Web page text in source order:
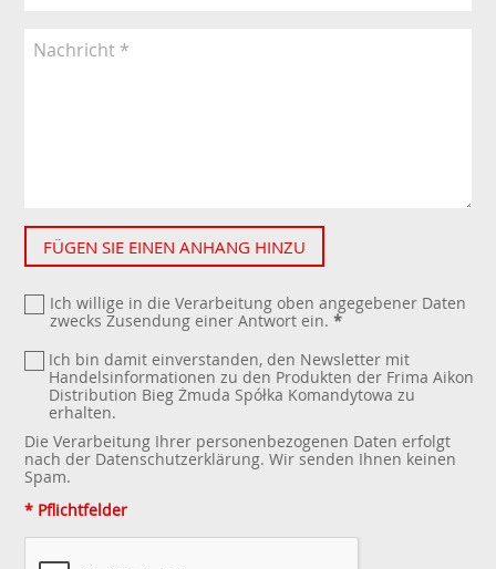
FÜGEN SIE EINEN ANHANG HINZU
Ich willige in die Verarbeitung oben angegebener Daten
zwecks Zusendung einer Antwort ein. *
Ich bin damit einverstanden, den Newsletter mit
Handelsinformationen zu den Produkten der Frima Aikon
Distribution Bieg Żmuda Spółka Komandytowa zu
erhalten.
Die Verarbeitung Ihrer personenbezogenen Daten erfolgt
nach der Datenschutzerklärung. Wir senden Ihnen keinen
Spam.
* Pflichtfelder